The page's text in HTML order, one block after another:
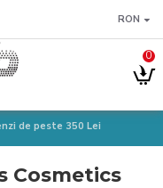
RON
0
de peste 350 Lei
Cosmetics